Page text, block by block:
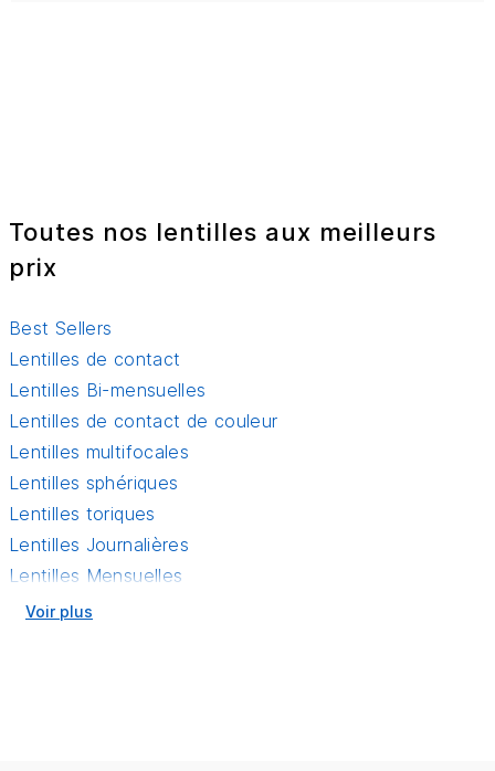
Voir plus
Toutes nos lentilles aux meilleurs
prix
Best Sellers
Lentilles de contact
Lentilles Bi-mensuelles
Lentilles de contact de couleur
Lentilles multifocales
Lentilles sphériques
Lentilles toriques
Lentilles Journalières
Lentilles Mensuelles
Découvre les plugs grandes marques